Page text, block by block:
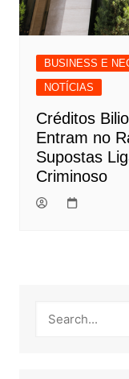
BUSINESS E
NOTÍCIAS
Créditos
Entram no
Supostas
Criminoso